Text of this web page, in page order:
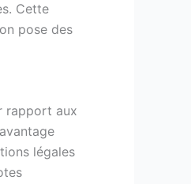
Cette
pose des
rapport aux
légales